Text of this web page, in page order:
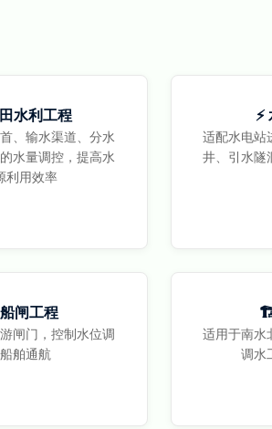
水利工程
、输水渠道、分水
水量调控，提高水
利用效率
适配水电站
井、引水隧
闸工程
闸门，控制水位调
舶通航
适用于南水
调水